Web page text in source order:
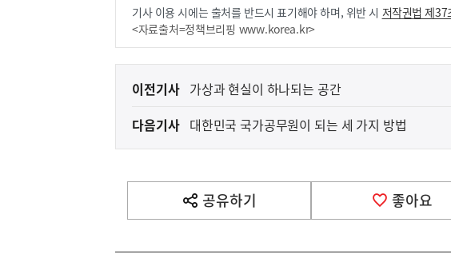
기사 이용 시에는 출처를 반드시 표기해야 하며, 위반 시 저작권법 제37
<자료출처=정책브리핑 www.korea.kr>
이
다
음
기
영
역
이전기사 가상과 현실이 하나되는 공간
다음기사 대한민국 국가공무원이 되는 세 가지 방법
공유하기
열
기
좋아요